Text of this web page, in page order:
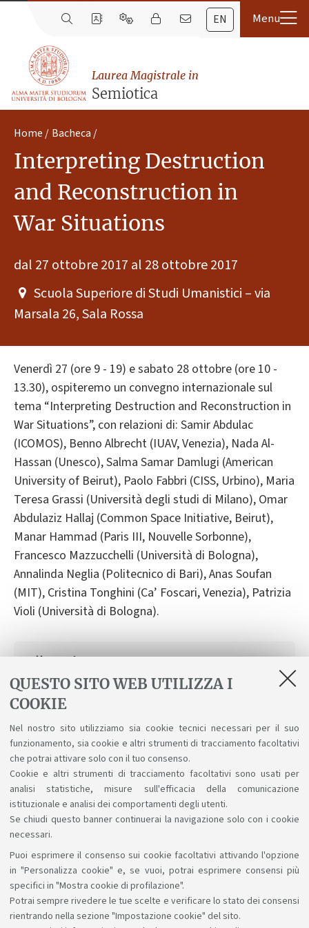
QUESTO SITO WEB UTILIZZA I
COOKIE
Nel nostro sito utilizziamo sia cookie tecnici necessari per il suo
funzionamento, sia cookie e altri strumenti di tracciamento facoltativi
che potrai attivare solo con il tuo consenso.
Cookie e altri strumenti di tracciamento facoltativi sono usati per
analisi statistiche, misure sull'efficacia della comunicazione
istituzionale e analisi dei comportamenti degli utenti.
Se chiudi questo banner continuerai la navigazione solo con i cookie
necessari.
Puoi esprimere il consenso sui cookie facoltativi attivando l'opzione
in "Personalizza cookie" e, se vuoi, potrai esprimere consensi più
specifici in "Mostra cookie di profilazione".
Potrai sempre rivedere le tue scelte e verificare lo stato dei consensi
rientrando nella sezione "Impostazione cookie" del sito.
EN
Laurea Magistrale in
Semiotica
Home Bacheca
Interpreting Destruction
and Reconstruction in
War Situations
dal 27 ottobre 2017 al 28 ottobre 2017
Scuola Superiore di Studi Umanistici – via
Marsala 26, Sala Rossa
Venerdì 27 (ore 9 - 19) e sabato 28 ottobre (ore 10 -
13.30), ospiteremo un convegno internazionale sul
tema “Interpreting Destruction and Reconstruction in
War Situations”, con relazioni di: Samir Abdulac
(ICOMOS), Benno Albrecht (IUAV, Venezia), Nada Al-
Hassan (Unesco), Salma Samar Damlugi (American
University of Beirut), Paolo Fabbri (CISS, Urbino), Maria
Teresa Grassi (Università degli studi di Milano), Omar
Abdulaziz Hallaj (Common Space Initiative, Beirut),
Manar Hammad (Paris III, Nouvelle Sorbonne),
Francesco Mazzucchelli (Università di Bologna),
Annalinda Neglia (Politecnico di Bari), Anas Soufan
(MIT), Cristina Tonghini (Ca’ Foscari, Venezia), Patrizia
Violi (Università di Bologna).
allegati
Interpreting Destruction and
Reconstruction in War 3_Interpreting
Destruction and Reconstruction in War
Situations_SSSUB.pdf
[ .pdf 569Kb ]
Sosteniamo il diritto alla conoscenza
Seguici su: